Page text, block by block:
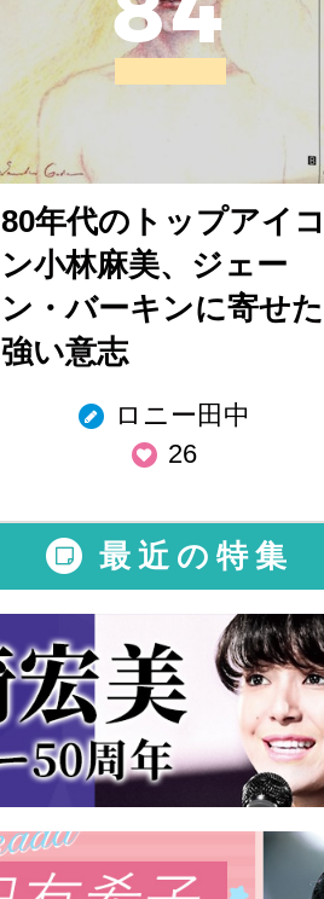
80年代のトップアイ
ン小林麻美、ジェー
ン・バーキンに寄せた
強い意志
ロニー田中
26
最近の特集